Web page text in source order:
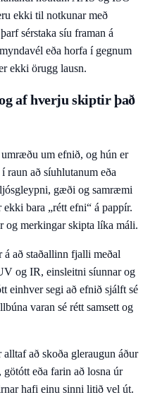
ekki til notkunar með
sérstaka síu framan á
eða horfa í gegnum
ekki örugg lausn.
af hverju skiptir það
um efnið, og hún er
raun að síuhlutanum eða
gæði og samræmi
bara „rétt efni“ á pappír.
merkingar skipta líka máli.
að staðallinn fjalli meðal
og IR, einsleitni síunnar og
einhver segi að efnið sjálft sé
varan sé rétt samsett og
að skoða gleraugun áður
eða farin að losna úr
hafi einu sinni litið vel út.